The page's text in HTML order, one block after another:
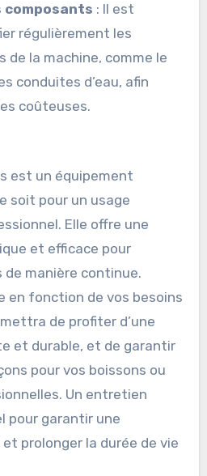
composants : Il est
régulièrement les
de la machine, comme le
conduites d’eau, afin
coûteuses.
est un équipement
soit pour un usage
Elle offre une
et efficace pour
de manière continue.
en fonction de vos besoins
de profiter d’une
et durable, et de garantir
pour vos boissons ou
Un entretien
pour garantir une
prolonger la durée de vie